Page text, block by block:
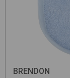
BRENDON